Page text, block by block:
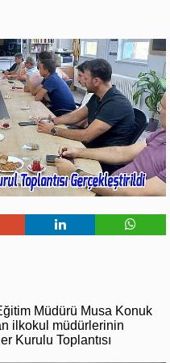
Müdürü Musa Konuk
ilkokul müdürlerinin
Kurulu Toplantısı